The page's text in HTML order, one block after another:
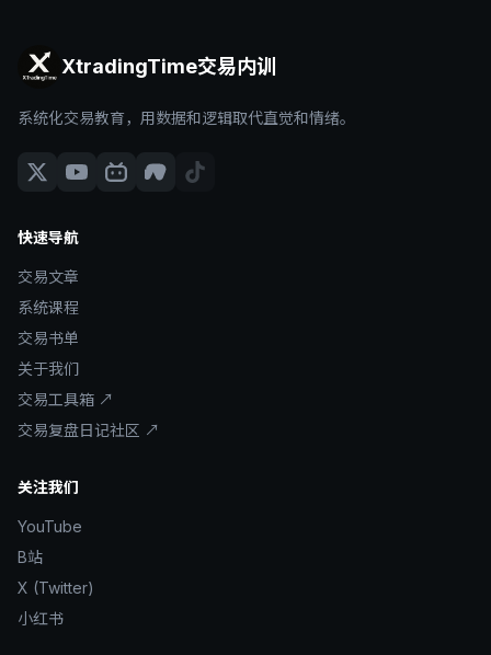
XtradingTime交易内训
系统化交易教育，用数据和逻辑取代直觉和情绪。
快速导航
交易文章
系统课程
交易书单
关于我们
交易工具箱 ↗
交易复盘日记社区 ↗
关注我们
YouTube
B站
X (Twitter)
小红书